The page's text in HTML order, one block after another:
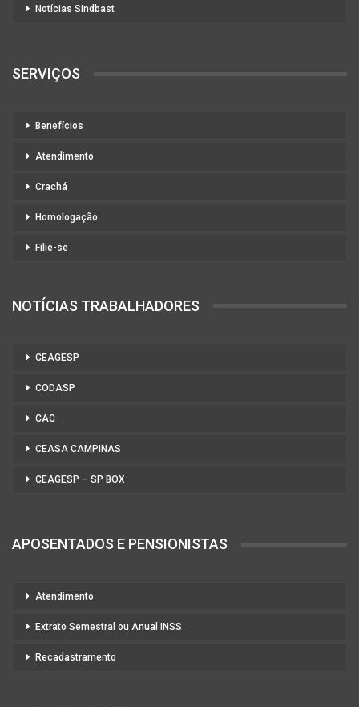
Notícias Sindbast
SERVIÇOS
Benefícios
Atendimento
Crachá
Homologação
Filie-se
NOTÍCIAS TRABALHADORES
CEAGESP
CODASP
CAC
CEASA CAMPINAS
CEAGESP – SP BOX
APOSENTADOS E PENSIONISTAS
Atendimento
Extrato Semestral ou Anual INSS
Recadastramento